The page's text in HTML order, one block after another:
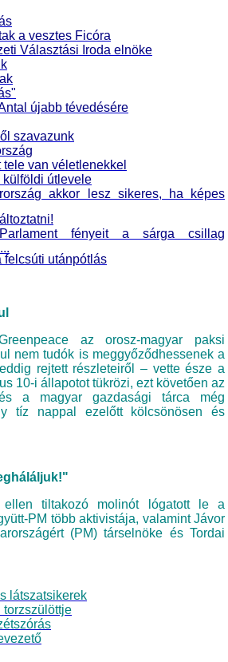
a vesztes Ficóra
Választási Iroda elnöke
újabb tévedésére
szavazunk
tele van véletlenekkel
külföldi útlevele
akkor lesz sikeres, ha képes
fényeit a sárga csillag
felcsúti utánpótlás
az orosz-magyar paksi
nem tudók is meggyőződhessenek a
rejtett részleteiről – vette észe a
10-i állapotot tükrözi, ezt követően az
a magyar gazdasági tárca még
tíz nappal ezelőtt kölcsönösen és
tiltakozó molinót lógatott le a
PM több aktivistája, valamint Jávor
(PM) társelnöke és Tordai
látszatsikerek
torzszülöttje